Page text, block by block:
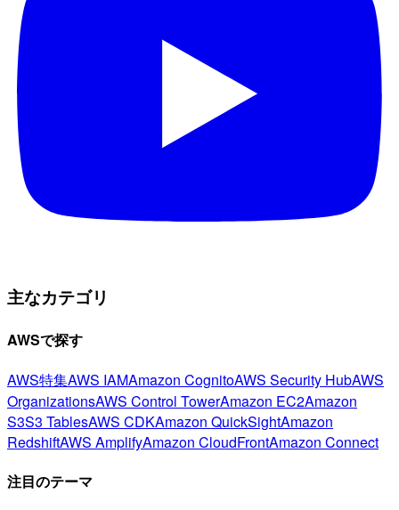
主なカテゴリ
AWSで探す
AWS特集AWS IAMAmazon CognitoAWS Security HubAWS
OrganizationsAWS Control TowerAmazon EC2Amazon
S3S3 TablesAWS CDKAmazon QuickSightAmazon
RedshiftAWS AmplifyAmazon CloudFrontAmazon Connect
注目のテーマ